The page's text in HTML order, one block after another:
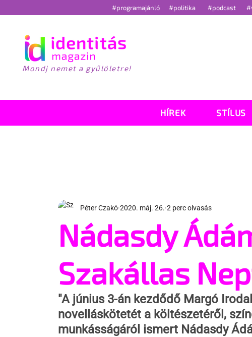
#programajánló #politika #podcast
Mondj nemet a gyűlöletre!
HÍREK STÍLUS
Nádasdy
Szakállas
Péter Czakó 2020. máj. 26. 2 perc olvasás
"A június 3-án kezdődő Margó
novelláskötetét a költészetéről,
munkásságáról ismert Nádasdy